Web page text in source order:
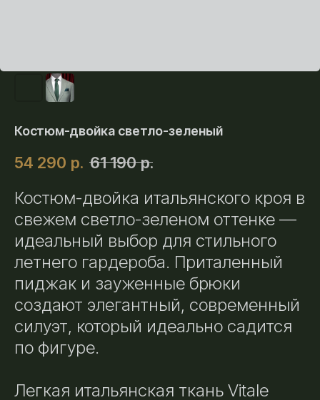
Костюм-двойка светло-зеленый
54 290 р. 61 190 р.
Костюм-двойка итальянского кроя в
свежем светло-зеленом оттенке —
идеальный выбор для стильного
летнего гардероба. Приталенный
пиджак и зауженные брюки
создают элегантный, современный
силуэт, который идеально садится
по фигуре.
Легкая итальянская ткань Vitale